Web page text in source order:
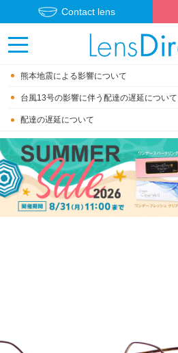
Contact lens
熊本地震による影響について
台風13号の影響に伴う配達の遅延について
配達の遅延について